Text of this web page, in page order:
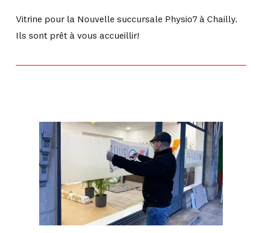
Vitrine pour la Nouvelle succursale Physio7 à Chailly.
Ils sont prêt à vous accueillir!